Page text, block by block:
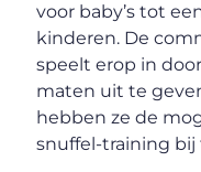
voor baby’s tot
kinderen. De
speelt erop in
maten uit te
hebben ze de
snuffel-training bij